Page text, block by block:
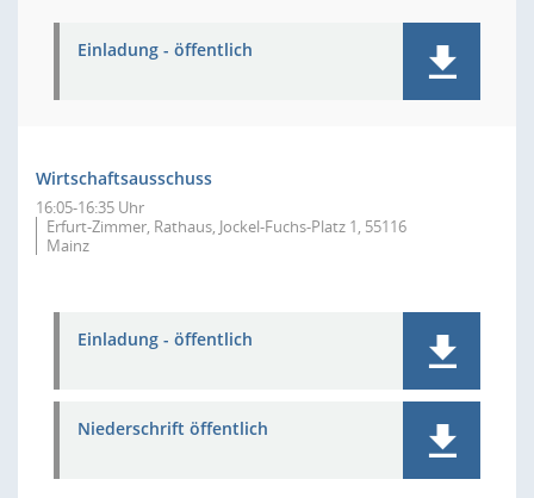
Einladung - öffentlich
Wirtschaftsausschuss
16:05-16:35 Uhr
Erfurt-Zimmer, Rathaus, Jockel-Fuchs-Platz 1, 55116
Mainz
Einladung - öffentlich
Niederschrift öffentlich